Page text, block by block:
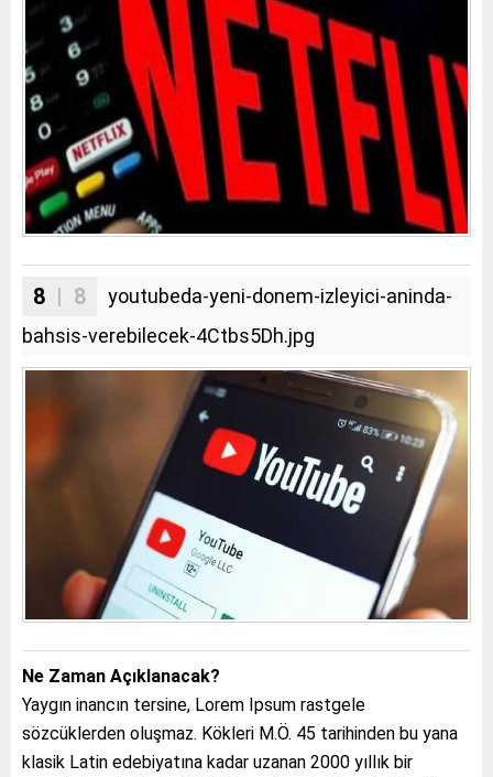
8 | 8
youtubeda-yeni-donem-izleyici-aninda-
bahsis-verebilecek-4Ctbs5Dh.jpg
Ne Zaman Açıklanacak?
Yaygın inancın tersine, Lorem Ipsum rastgele
sözcüklerden oluşmaz. Kökleri M.Ö. 45 tarihinden bu yana
klasik Latin edebiyatına kadar uzanan 2000 yıllık bir